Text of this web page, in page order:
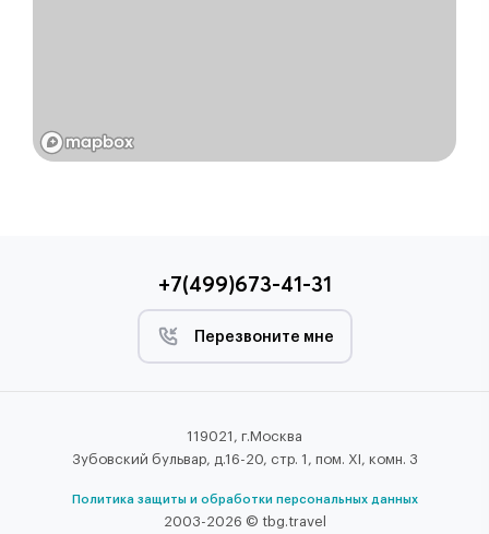
+7(499)673-41-31
Перезвоните мне
119021, г.Москва
Зубовский бульвар, д.16-20, стр. 1, пом. XI, комн. 3
Политика защиты и обработки персональных данных
2003-2026 © tbg.travel